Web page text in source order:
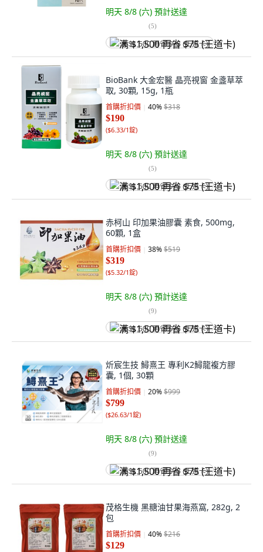
明天 8/8 (六) 預計送達
(5)
满 $1,500 再省 $75 (王道卡)
BioBank 大金宏醫 晶亮視窗 金盞草萃
取, 30顆, 15g, 1瓶
首購折扣價 40%$318
$190
($6.33/1錠)
明天 8/8 (六) 預計送達
(5)
满 $1,500 再省 $75 (王道卡)
赤柯山 印加果油膠囊 素食, 500mg,
60顆, 1盒
首購折扣價 38%$519
$319
($5.32/1錠)
明天 8/8 (六) 預計送達
(9)
满 $1,500 再省 $75 (王道卡)
炘宸生技 鱘熹王 專利K2鱘龍複方膠
囊, 1個, 30顆
首購折扣價 20%$999
$799
($26.63/1錠)
明天 8/8 (六) 預計送達
(9)
满 $1,500 再省 $75 (王道卡)
茂格生機 黑糖油甘果海燕窩, 282g, 2
包
首購折扣價 40%$216
$129